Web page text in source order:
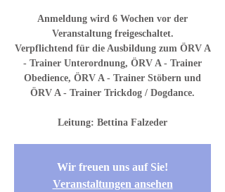
Anmeldung wird 6 Wochen vor der
Veranstaltung freigeschaltet.
Verpflichtend für die Ausbildung zum ÖRV A
- Trainer Unterordnung, ÖRV A - Trainer
Obedience, ÖRV A - Trainer Stöbern und
ÖRV A - Trainer Trickdog / Dogdance.
Wir freuen uns auf Sie!
Veranstaltungen ansehen